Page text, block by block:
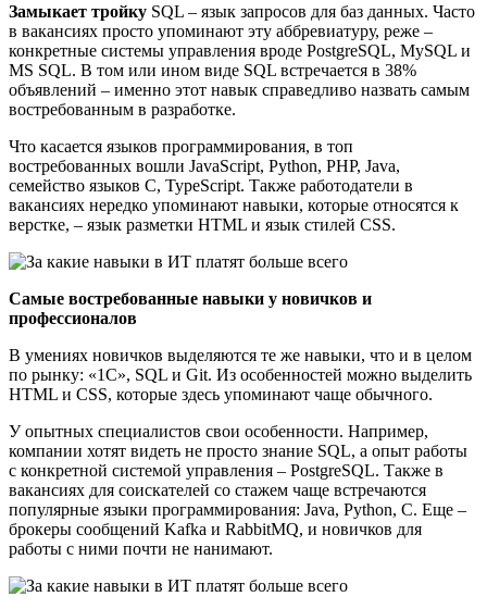
Замыкает тройку SQL – язык запросов для баз данных. Часто
в вакансиях просто упоминают эту аббревиатуру, реже –
конкретные системы управления вроде PostgreSQL, MySQL и
MS SQL. В том или ином виде SQL встречается в 38%
объявлений – именно этот навык справедливо назвать самым
востребованным в разработке.
Что касается языков программирования, в топ
востребованных вошли JavaScript, Python, PHP, Java,
семейство языков C, TypeScript. Также работодатели в
вакансиях нередко упоминают навыки, которые относятся к
верстке, – язык разметки HTML и язык стилей CSS.
Самые востребованные навыки у новичков и
профессионалов
В умениях новичков выделяются те же навыки, что и в целом
по рынку: «1С», SQL и Git. Из особенностей можно выделить
HTML и CSS, которые здесь упоминают чаще обычного.
У опытных специалистов свои особенности. Например,
компании хотят видеть не просто знание SQL, а опыт работы
с конкретной системой управления – PostgreSQL. Также в
вакансиях для соискателей со стажем чаще встречаются
популярные языки программирования: Java, Python, C. Еще –
брокеры сообщений Kafka и RabbitMQ, и новичков для
работы с ними почти не нанимают.